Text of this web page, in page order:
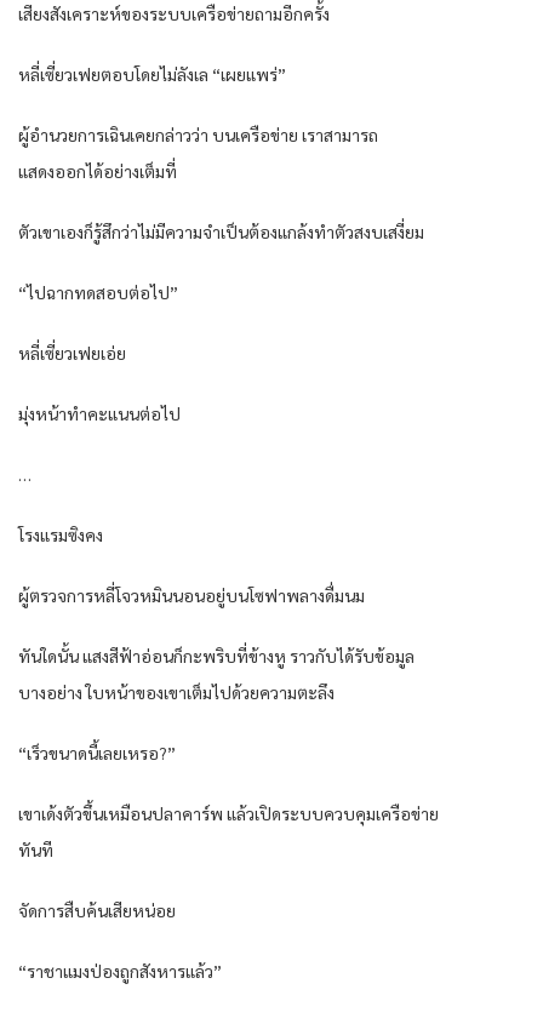
เสียงสังเคราะห์ของระบบเครือข่ายถามอีกครั้ง
หลี่เซี่ยวเฟยตอบโดยไม่ลังเล “เผยแพร่”
ผู้อำนวยการเฉินเคยกล่าวว่า บนเครือข่าย เราสามารถ
แสดงออกได้อย่างเต็มที่
ตัวเขาเองก็รู้สึกว่าไม่มีความจำเป็นต้องแกล้งทำตัวสงบเสงี่ยม
“ไปฉากทดสอบต่อไป”
หลี่เซี่ยวเฟยเอ่ย
มุ่งหน้าทำคะแนนต่อไป
…
โรงแรมซิงคง
ผู้ตรวจการหลี่โจวหมินนอนอยู่บนโซฟาพลางดื่มนม
ทันใดนั้น แสงสีฟ้าอ่อนก็กะพริบที่ข้างหู ราวกับได้รับข้อมูล
บางอย่าง ใบหน้าของเขาเต็มไปด้วยความตะลึง
“เร็วขนาดนี้เลยเหรอ?”
เขาเด้งตัวขึ้นเหมือนปลาคาร์พ แล้วเปิดระบบควบคุมเครือข่าย
ทันที
จัดการสืบค้นเสียหน่อย
“ราชาแมงป่องถูกสังหารแล้ว”